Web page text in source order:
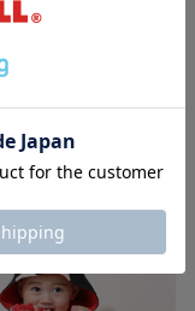
ビー3点セット 0141B